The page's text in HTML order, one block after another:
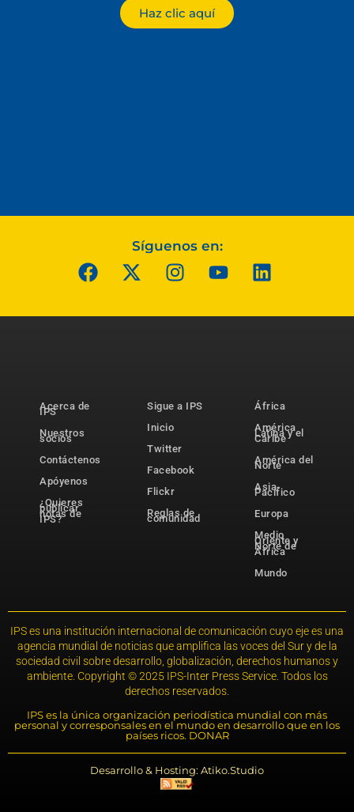
Haz clic aquí
Síguenos en:
Acerca de
IPS
Nuestros
socios
Contáctenos
Apóyenos
¿Quieres
publicar
notas de
IPS?
Sigue a IPS
Inicio
Twitter
Facebook
Flickr
Reglas de
comunidad
África
América
Latina y el
Caribe
América del
Norte
Asia-
Pacífico
Europa
Medio
Oriente y
Norte de
África
Mundo
IPS es una institución internacional de comunicación cuyo eje es una
agencia mundial de noticias que amplifica las voces del Sur y de la
sociedad civil sobre desarrollo, globalización, derechos humanos y
ambiente. Copyright © 2025 IPS-Inter Press Service. Todos los
derechos reservados.
IPS es la única organización periodística mundial con más
personal y corresponsales en el mundo en desarrollo que en los
países ricos. DONAR
Desarrollo & Hosting: Atiko.Studio